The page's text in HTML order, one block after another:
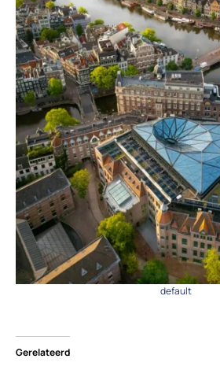
default
Gerelateerd